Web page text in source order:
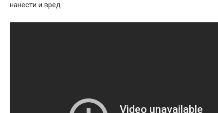
нанести и вред.